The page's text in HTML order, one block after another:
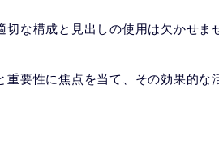
な構成と見出しの使用は欠かせま
要性に焦点を当て、その効果的な